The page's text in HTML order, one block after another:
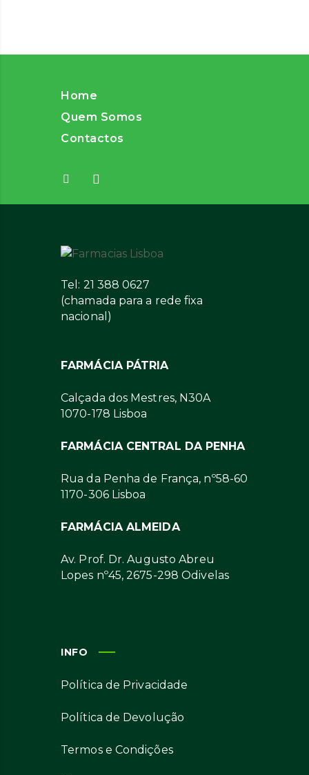
Home
Quem Somos
Contactos
Tel: 21 388 0627
(chamada para a rede fixa
nacional)
FARMÁCIA PÁTRIA
Calçada dos Mestres, N30A
1070-178 Lisboa
FARMÁCIA CENTRAL DA PENHA
Rua da Penha de França, nº58-60
1170-306 Lisboa
FARMÁCIA ALMEIDA
Av. Prof. Dr. Augusto Abreu
Lopes nº45, 2675-298 Odivelas
INFO
Política de Privacidade
Política de Devolução
Termos e Condições